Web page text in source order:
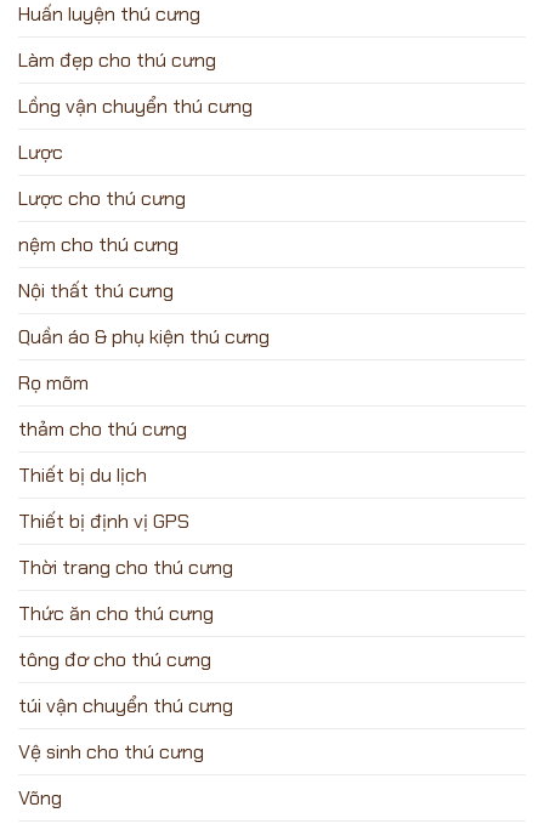
Huấn luyện thú cưng
Làm đẹp cho thú cưng
Lồng vận chuyển thú cưng
Lược
Lược cho thú cưng
nệm cho thú cưng
Nội thất thú cưng
Quần áo & phụ kiện thú cưng
Rọ mõm
thảm cho thú cưng
Thiết bị du lịch
Thiết bị định vị GPS
Thời trang cho thú cưng
Thức ăn cho thú cưng
tông đơ cho thú cưng
túi vận chuyển thú cưng
Vệ sinh cho thú cưng
Võng